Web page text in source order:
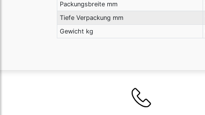
Packungsbreite mm
Tiefe Verpackung mm
Gewicht kg